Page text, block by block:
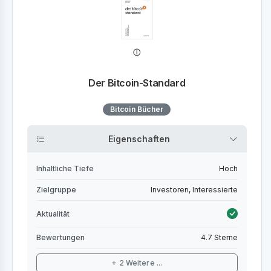
Der Bitcoin-Standard
Bitcoin Bücher
Eigenschaften
Inhaltliche Tiefe Hoch
Zielgruppe Investoren, Interessierte
Aktualität
Bewertungen 4.7 Sterne
+ 2 Weitere ...